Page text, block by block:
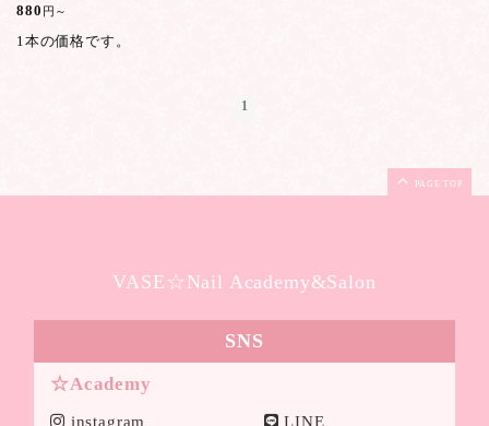
880 円～
1本の価格です。
1
PAGE TOP
VASE☆Nail Academy&Salon
SNS
☆Academy
instagram LINE